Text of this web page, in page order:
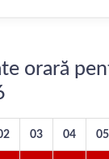
orară
03 04 05